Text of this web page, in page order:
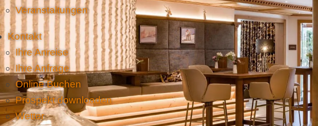
Veranstaltungen
Kontakt
Ihre Anreise
Ihre Anfrage
Online Buchen
Prospekt downloaden
Wetter